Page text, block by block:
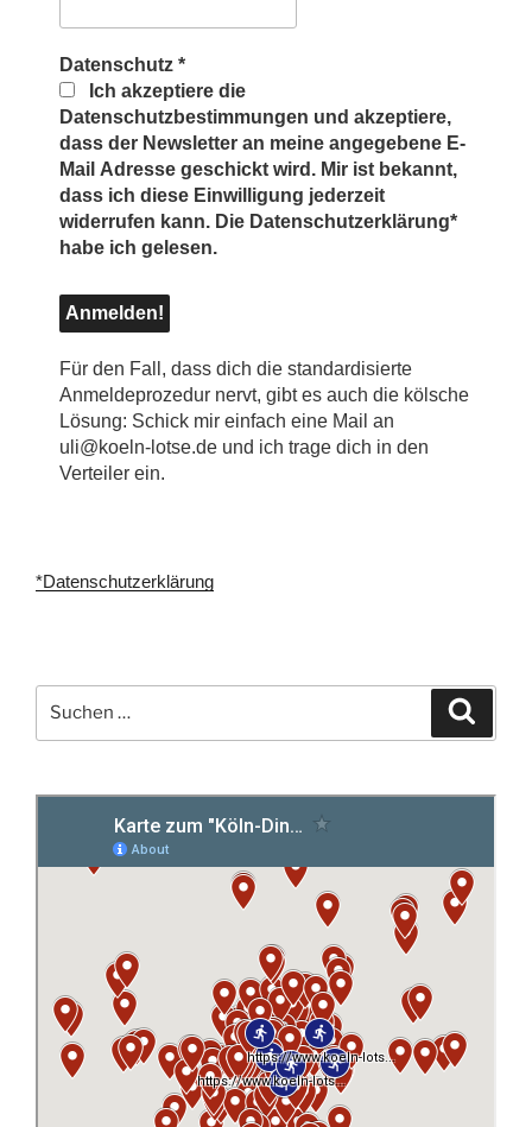
Datenschutz *
Ich akzeptiere die
Datenschutzbestimmungen und akzeptiere,
dass der Newsletter an meine angegebene E-
Mail Adresse geschickt wird. Mir ist bekannt,
dass ich diese Einwilligung jederzeit
widerrufen kann. Die Datenschutzerklärung*
habe ich gelesen.
Für den Fall, dass dich die standardisierte
Anmeldeprozedur nervt, gibt es auch die kölsche
Lösung: Schick mir einfach eine Mail an
uli@koeln-lotse.de und ich trage dich in den
Verteiler ein.
*Datenschutzerklärung